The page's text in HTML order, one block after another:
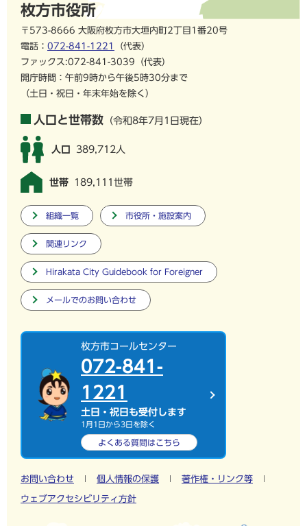
枚方市役所
〒573-8666 大阪府枚方市大垣内町2丁目1番20号
電話： 072-841-1221
（代表）
ファックス:072-841-3039（代表）
開庁時間：午前9時から午後5時30分まで
（土日・祝日・年末年始を除く）
人口と世帯数 （令和8年7月1日現在）
人口 389,712人
世帯 189,111世帯
組織一覧 市役所・施設案内
関連リンク
Hirakata City Guidebook for Foreigner
メールでのお問い合わせ
枚方市コールセンター
072-841-
1221
土日・祝日も受付します
1月1日から3日を除く
よくある質問はこちら
お問い合わせ 個人情報の保護 著作権・リンク等
ウェブアクセシビリティ方針